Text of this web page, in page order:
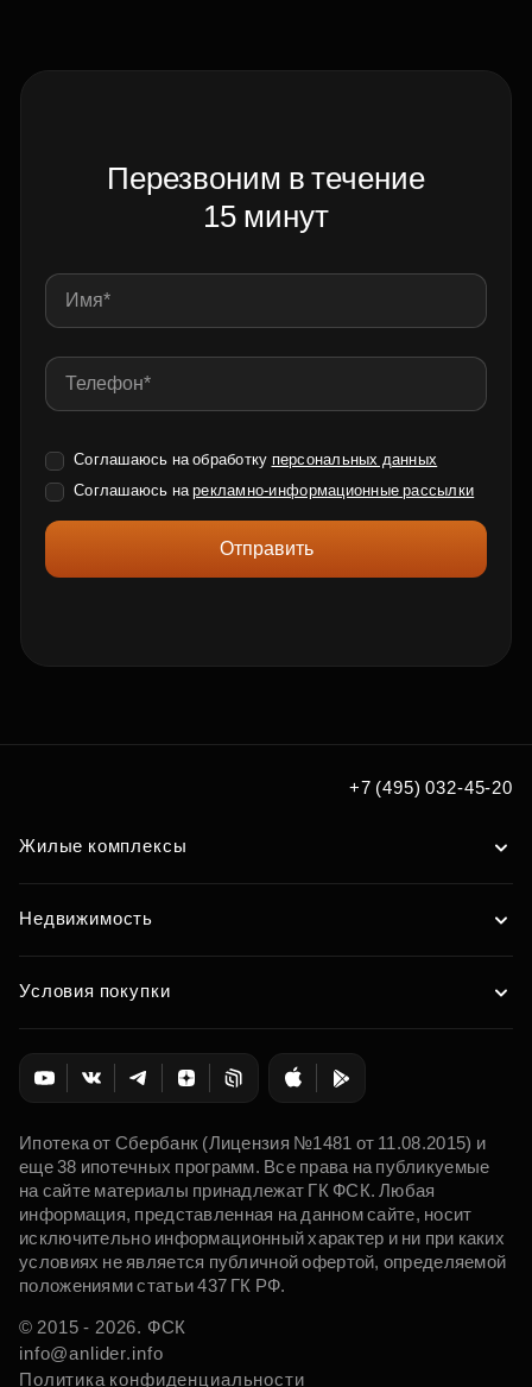
Перезвоним в течение
15 минут
Соглашаюсь на обработку персональных данных
Соглашаюсь нарекламно-информационные рассылки
Отправить
+7 (495) 032-45-20
Жилые комплексы
Недвижимость
Условия покупки
Ипотека от Сбербанк (Лицензия №1481 от 11.08.2015) и
еще 38 ипотечных программ. Все права на публикуемые
на сайте материалы принадлежат ГК ФСК. Любая
информация, представленная на данном сайте, носит
исключительно информационный характер и ни при каких
условиях не является публичной офертой, определяемой
положениями статьи 437 ГК РФ.
© 2015 - 2026. ФСК
info@anlider.info
Политика конфиденциальности